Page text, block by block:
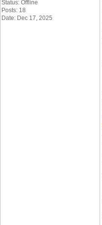
Status: Offline
Posts: 18
Date: Dec 17, 2025